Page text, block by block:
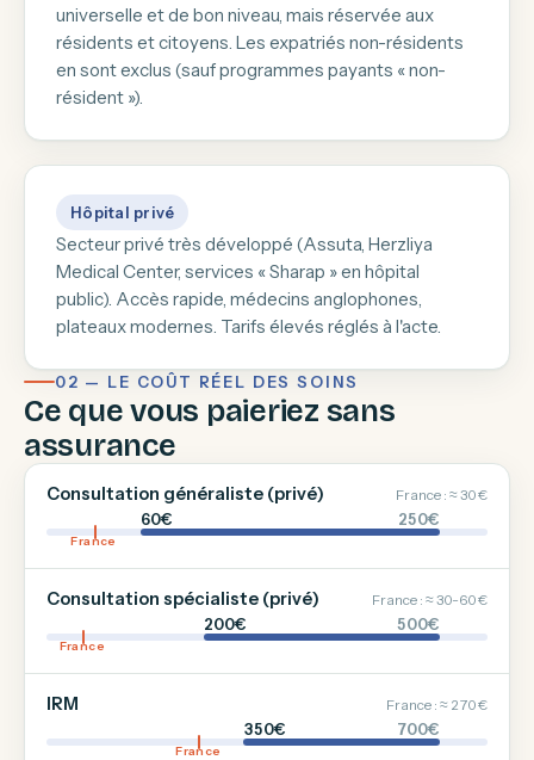
universelle et de bon niveau, mais réservée aux
résidents et citoyens. Les expatriés non-résidents
en sont exclus (sauf programmes payants « non-
résident »).
Hôpital privé
Secteur privé très développé (Assuta, Herzliya
Medical Center, services « Sharap » en hôpital
public). Accès rapide, médecins anglophones,
plateaux modernes. Tarifs élevés réglés à l'acte.
02 — LE COÛT RÉEL DES SOINS
Ce que vous paieriez sans
assurance
Consultation généraliste (privé) France : ≈ 30 €
60€ 250€
France
Consultation spécialiste (privé) France : ≈ 30-60 €
200€ 500€
France
IRM France : ≈ 270 €
350€ 700€
France